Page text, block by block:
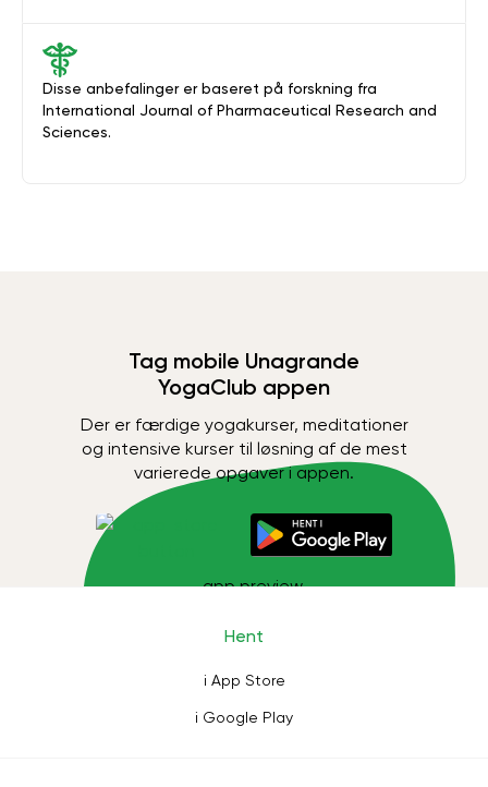
Disse anbefalinger er baseret på forskning fra
International Journal of Pharmaceutical Research and
Sciences.
Tag mobile Unagrande
YogaClub appen
Der er færdige yogakurser, meditationer
og intensive kurser til løsning af de mest
varierede opgaver i appen.
Hent
i App Store
i Google Play